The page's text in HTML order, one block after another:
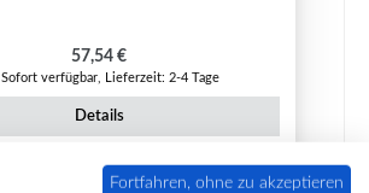
Regulärer Preis:
57,54 €
Sofort verfügbar, Lieferzeit: 2-4 Tage
Details
Fortfahren, ohne zu akzeptieren